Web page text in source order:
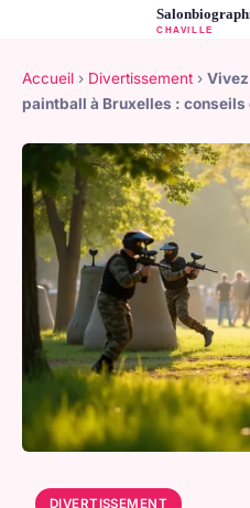
Accueil › Divertissement ›
paintball à Bruxelles :
DIVERTISSEMENT